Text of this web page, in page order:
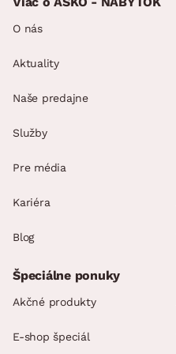
O nás
Aktuality
Naše predajne
Služby
Pre média
Kariéra
Blog
Špeciálne ponuky
Akčné produkty
E-shop špeciál